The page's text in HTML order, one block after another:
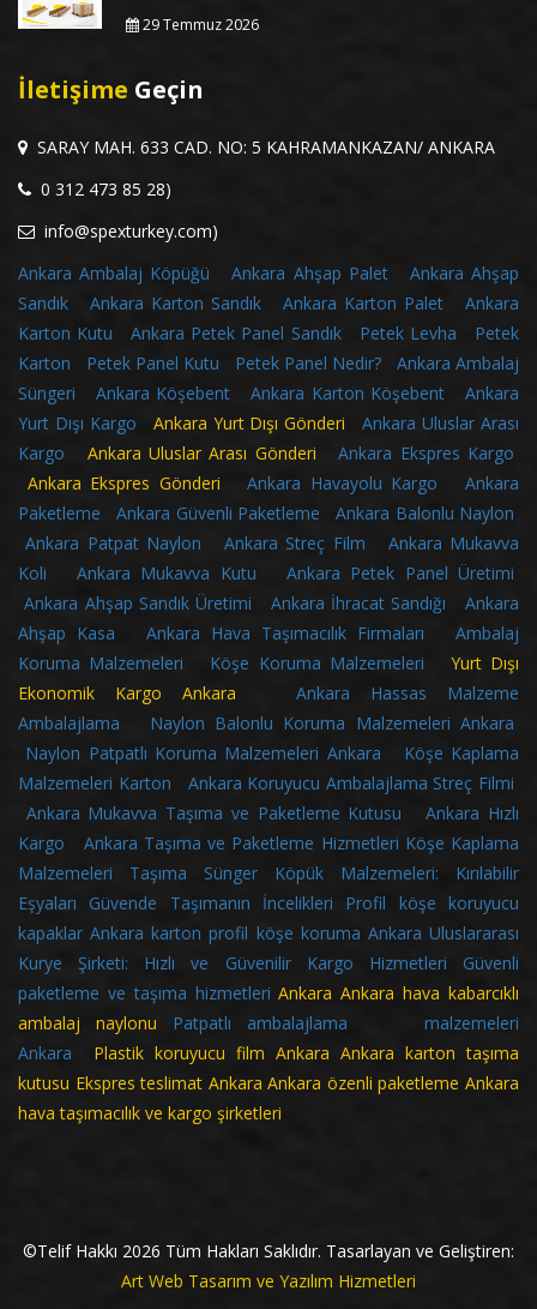
29 Temmuz 2026
İletişime Geçin
SARAY MAH. 633 CAD. NO: 5 KAHRAMANKAZAN/ ANKARA
0 312 473 85 28)
info@spexturkey.com)
Ankara Ambalaj Köpüğü
Ankara Ahşap Palet
Ankara Ahşap
Sandık
Ankara Karton Sandık Ankara Karton Palet
Ankara
Karton Kutu
Ankara Petek Panel Sandık Petek Levha
Petek
Karton
Petek Panel Kutu Petek Panel Nedir?
Ankara Ambalaj
Süngeri
Ankara Köşebent Ankara Karton Köşebent
Ankara
Yurt Dışı Kargo Ankara Yurt Dışı GönderiAnkara Uluslar Arası
Kargo Ankara Uluslar Arası GönderiAnkara Ekspres Kargo
Ankara Ekspres Gönderi
Ankara Havayolu Kargo
Ankara
Paketleme
Ankara Güvenli Paketleme
Ankara Balonlu Naylon
Ankara Patpat Naylon
Ankara Streç Film
Ankara Mukavva
Koli
Ankara Mukavva Kutu
Ankara Petek Panel Üretimi
Ankara Ahşap Sandık Üretimi
Ankara İhracat Sandığı
Ankara
Ahşap Kasa
Ankara Hava Taşımacılık Firmaları
Ambalaj
Koruma Malzemeleri
Köşe Koruma Malzemeleri Yurt Dışı
Ekonomik Kargo AnkaraAnkara Hassas Malzeme
Ambalajlama
Naylon Balonlu Koruma Malzemeleri Ankara
Naylon Patpatlı Koruma Malzemeleri Ankara
Köşe Kaplama
Malzemeleri Karton
Ankara Koruyucu Ambalajlama Streç Filmi
Ankara Mukavva Taşıma ve Paketleme Kutusu
Ankara Hızlı
Kargo
Ankara Taşıma ve Paketleme Hizmetleri Köşe Kaplama
Malzemeleri
Taşıma Sünger Köpük Malzemeleri: Kırılabilir
Eşyaları Güvende Taşımanın İncelikleri
Profil köşe koruyucu
kapaklar Ankara karton profil köşe koruma Ankara Uluslararası
Kurye Şirketi: Hızlı ve Güvenilir Kargo Hizmetleri
Güvenli
paketleme ve taşıma hizmetleriAnkara Ankara hava kabarcıklı
ambalaj naylonu Patpatlı ambalajlama malzemeleri
Ankara Plastik koruyucu film Ankara Ankara karton taşıma
kutusu Ekspres teslimat Ankara Ankara özenli paketleme Ankara
hava taşımacılık ve kargo şirketleri
©Telif Hakkı 2026 Tüm Hakları Saklıdır. Tasarlayan ve Geliştiren:
Art Web Tasarım ve Yazılım Hizmetleri